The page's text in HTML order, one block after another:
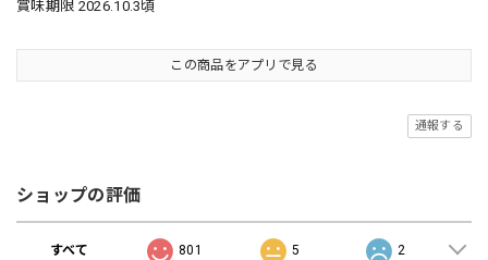
賞味期限 2026.10.3頃
この商品をアプリで見る
通報する
ショップの評価
すべて 801 5 2